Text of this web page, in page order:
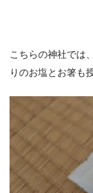
こちらの神社では
りのお塩とお箸も